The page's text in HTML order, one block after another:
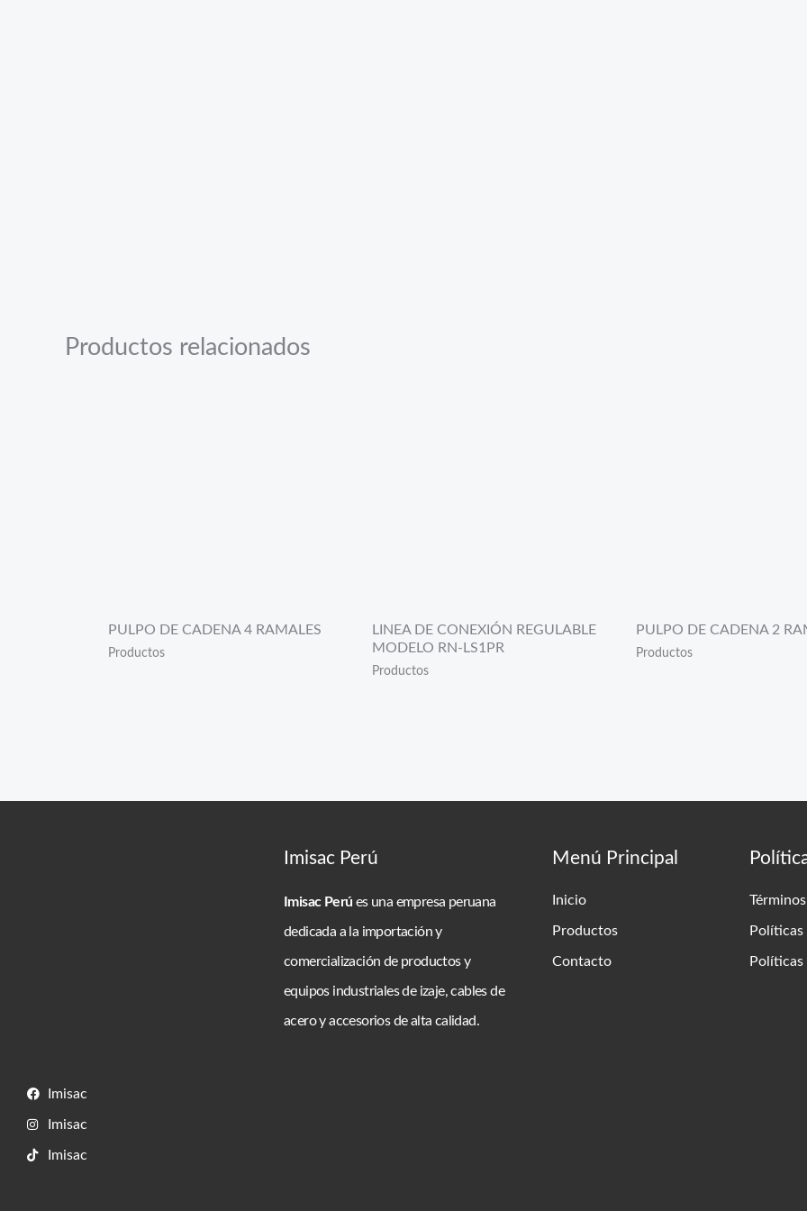
Productos relacionados
PULPO DE CADENA 4 RAMALES
Productos
LINEA DE CONEXIÓN REGULABLE
MODELO RN-LS1PR
Productos
PULPO DE CADENA 2
Productos
Imisac
Imisac
Imisac
Imisac Perú
Imisac Perú es una empresa peruana
dedicada a la importación y
comercialización de productos y
equipos industriales de izaje, cables de
acero y accesorios de alta calidad.
Menú Principal
Inicio
Productos
Contacto
Políticas
Políticas